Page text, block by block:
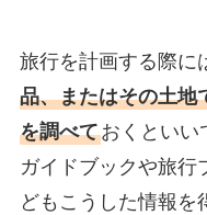
旅行を計画する際に
品、またはその土地
を調べておくといい
ガイドブックや旅行
どもこうした情報を